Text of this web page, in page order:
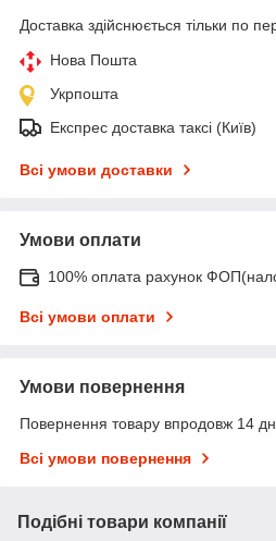
Доставка здійснюється тільки по
Нова Пошта
Укрпошта
Експрес доставка таксі (Київ)
Всі умови доставки
Умови оплати
100% оплата рахунок
Всі умови оплати
Умови повернення
Повернення товару впродовж 14
Всі умови повернення
Подібні товари компанії